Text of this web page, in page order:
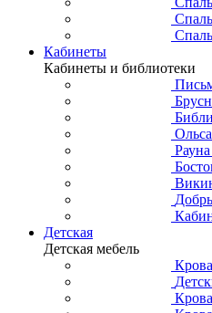
Кабинеты
Кабинеты и библиотеки
Детская
Детская мебель